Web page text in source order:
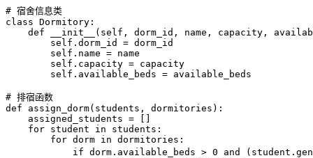
# 宿舍信息类
class Dormitory:
def __init__(self, dorm_id, name, capacity,
        self.dorm_id = dorm_id
        self.name = name
        self.capacity = capacity
        self.available_beds = available_beds
# 排宿函数
def assign_dorm(students, dormitories):
    assigned_students = []
    for student in students:
        for dorm in dormitories:
if dorm.available_beds > 0 and